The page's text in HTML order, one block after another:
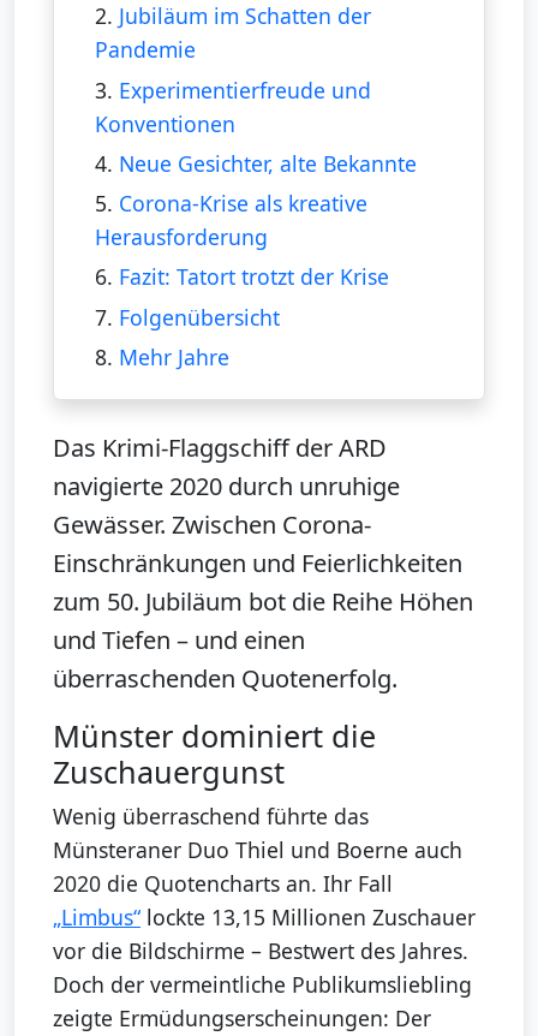
2. Jubiläum im Schatten der
Pandemie
3. Experimentierfreude und
Konventionen
4. Neue Gesichter, alte Bekannte
5. Corona-Krise als kreative
Herausforderung
6. Fazit: Tatort trotzt der Krise
7. Folgenübersicht
8. Mehr Jahre
Das Krimi-Flaggschiff der ARD
navigierte 2020 durch unruhige
Gewässer. Zwischen Corona-
Einschränkungen und Feierlichkeiten
zum 50. Jubiläum bot die Reihe Höhen
und Tiefen – und einen
überraschenden Quotenerfolg.
Münster dominiert die
Zuschauergunst
Wenig überraschend führte das
Münsteraner Duo Thiel und Boerne auch
2020 die Quotencharts an. Ihr Fall
„Limbus“ lockte 13,15 Millionen Zuschauer
vor die Bildschirme – Bestwert des Jahres.
Doch der vermeintliche Publikumsliebling
zeigte Ermüdungserscheinungen: Der